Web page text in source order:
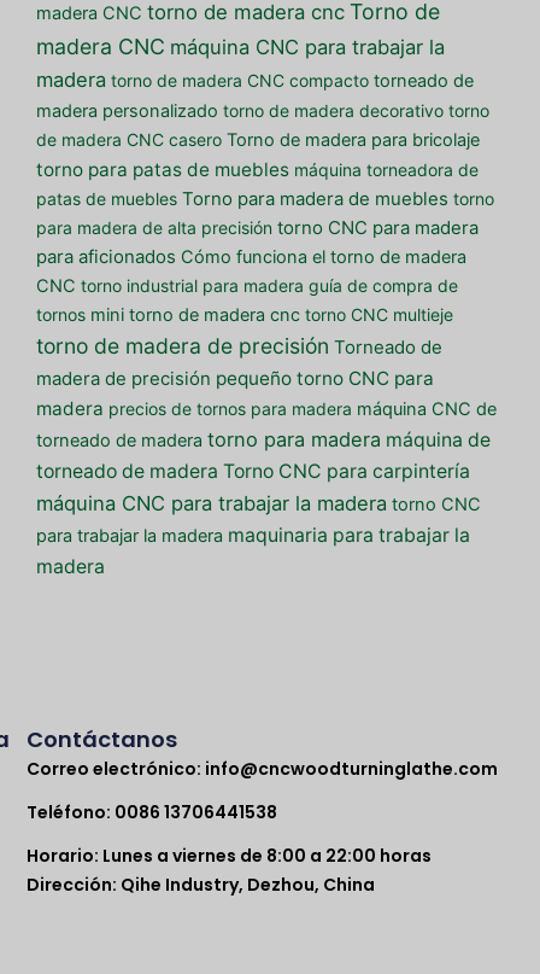
madera CNC torno de madera cnc Torno de
madera CNC máquina CNC para trabajar la
madera torno de madera CNC compacto torneado de
madera personalizado torno de madera decorativo torno
de madera CNC casero Torno de madera para bricolaje
torno para patas de muebles máquina torneadora de
patas de muebles Torno para madera de muebles torno
para madera de alta precisión torno CNC para madera
para aficionados Cómo funciona el torno de madera
CNC torno industrial para madera guía de compra de
tornos mini torno de madera cnc torno CNC multieje
torno de madera de precisión Torneado de
madera de precisión pequeño torno CNC para
madera precios de tornos para madera máquina CNC de
torneado de madera torno para madera máquina de
torneado de madera Torno CNC para carpintería
máquina CNC para trabajar la madera torno CNC
para trabajar la madera maquinaria para trabajar la
madera
Contáctanos
Correo electrónico: info@cncwoodturninglathe.com
Teléfono: 0086 13706441538
Horario: Lunes a viernes de 8:00 a 22:00 horas
Dirección: Qihe Industry, Dezhou, China